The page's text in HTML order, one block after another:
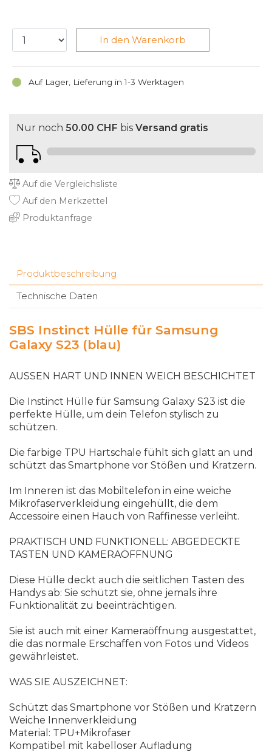
Auf Lager, Lieferung in 1-3 Werktagen
In den Warenkorb
Nur noch 50.00 CHF bis Versand gratis
Auf die Vergleichsliste
Auf den Merkzettel
Produktanfrage
Produktbeschreibung
Technische Daten
SBS Instinct Hülle für Samsung
Galaxy S23 (blau)
AUSSEN HART UND INNEN WEICH BESCHICHTET
Die Instinct Hülle für Samsung Galaxy S23 ist die
perfekte Hülle, um dein Telefon stylisch zu
schützen.
Die farbige TPU Hartschale fühlt sich glatt an und
schützt das Smartphone vor Stößen und Kratzern.
Im Inneren ist das Mobiltelefon in eine weiche
Mikrofaserverkleidung eingehüllt, die dem
Accessoire einen Hauch von Raffinesse verleiht.
PRAKTISCH UND FUNKTIONELL: ABGEDECKTE
TASTEN UND KAMERAÖFFNUNG
Diese Hülle deckt auch die seitlichen Tasten des
Handys ab: Sie schützt sie, ohne jemals ihre
Funktionalität zu beeinträchtigen.
Sie ist auch mit einer Kameraöffnung ausgestattet,
die das normale Erschaffen von Fotos und Videos
gewährleistet.
WAS SIE AUSZEICHNET:
Schützt das Smartphone vor Stößen und Kratzern
Weiche Innenverkleidung
Material: TPU+Mikrofaser
Kompatibel mit kabelloser Aufladung